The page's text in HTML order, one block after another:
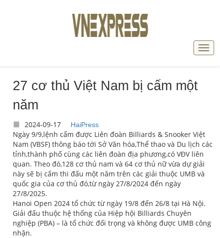
27 cơ thủ Việt Nam bị cấm một
năm
2024-09-17 HaiPress
Ngày 9/9,lệnh cấm được Liên đoàn Billiards & Snooker Việt
Nam (VBSF) thông báo tới Sở Văn hóa,Thể thao và Du lịch các
tỉnh,thành phố cùng các liên đoàn địa phương,có VĐV liên
quan. Theo đó,128 cơ thủ nam và 64 cơ thủ nữ vừa dự giải
này sẽ bị cấm thi đấu một năm trên các giải thuộc UMB và
quốc gia của cơ thủ đó,từ ngày 27/8/2024 đến ngày
27/8/2025.
Hanoi Open 2024 tổ chức từ ngày 19/8 đến 26/8 tại Hà Nội.
Giải đấu thuộc hệ thống của Hiệp hội Billiards Chuyên
nghiệp (PBA) – là tổ chức đối trọng và không được UMB công
nhận.